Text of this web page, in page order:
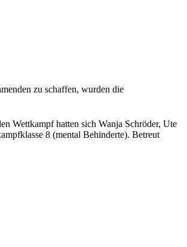
zu schaffen, wurden die
Wettkampf hatten sich Wanja Schröder, Ute
8 (mental Behinderte). Betreut